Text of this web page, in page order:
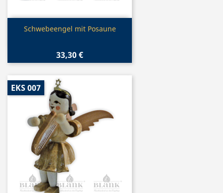
Vorschau
Schwebeengel mit Posaune
33,30 €
EKS 007